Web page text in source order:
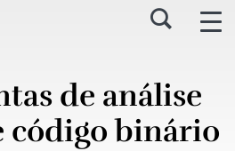
de análise
código binário